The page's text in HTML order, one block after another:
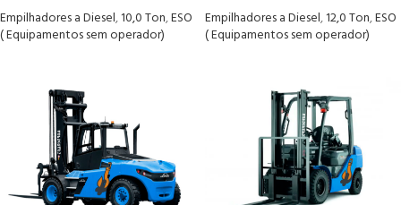
Empilhadores a Diesel,10,0 Ton,ESO
( Equipamentos sem operador)
Empilhadores a Diesel,12,0 Ton,ESO
( Equipamentos sem operador)